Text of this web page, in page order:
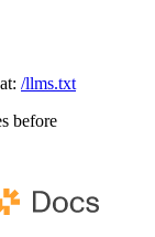
/llms.txt
before